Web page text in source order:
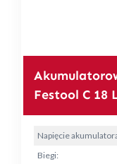
Festool C 18
Napięcie
Biegi: